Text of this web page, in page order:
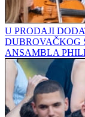
U PRODAJI
DUBROVAČKOG
ANSAMBLA